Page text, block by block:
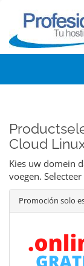
Cloud
Kies uw domein
voegen.
Promoción solo